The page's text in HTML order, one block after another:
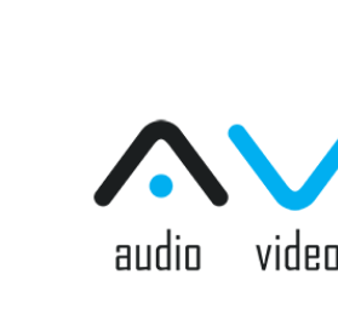
BLACK Bezvadu akustiskā